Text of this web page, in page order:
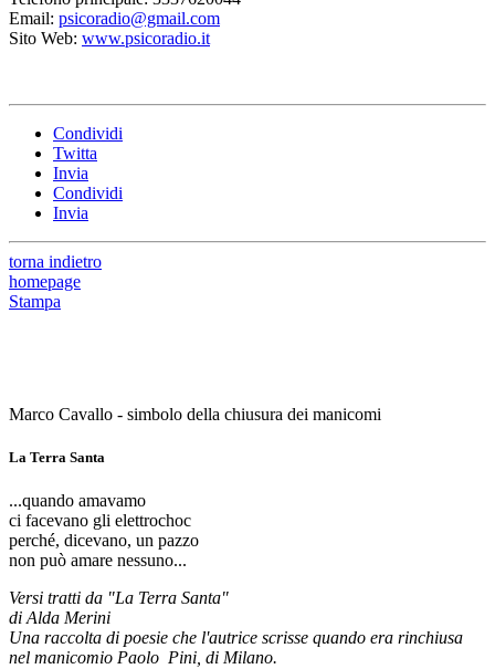
Email: psicoradio@gmail.com
Sito Web: www.psicoradio.it
Condividi
Twitta
Invia
Condividi
Invia
torna indietro
homepage
Stampa
Marco Cavallo - simbolo della chiusura dei manicomi
La Terra Santa
...quando amavamo
ci facevano gli elettrochoc
perché, dicevano, un pazzo
non può amare nessuno...
Versi tratti da "La Terra Santa"
di Alda Merini
Una raccolta di poesie che l'autrice scrisse quando era rinchiusa
nel manicomio Paolo Pini, di Milano.